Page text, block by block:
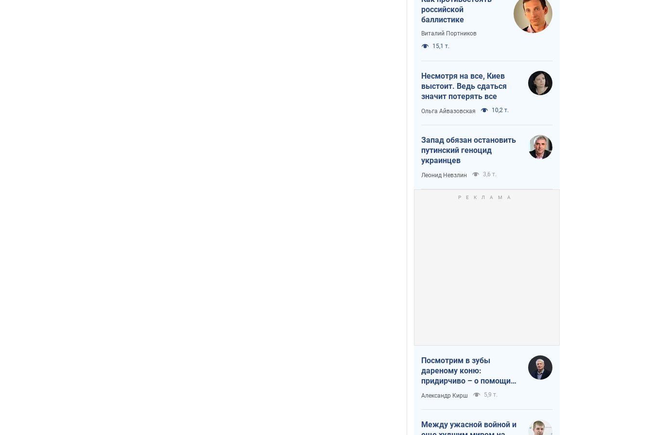
российской
баллистике
Виталий Портников
15,1 т.
Несмотря на все, Киев
выстоит. Ведь сдаться
значит потерять все
Ольга Айвазовская 10,2 т.
Запад обязан остановить
путинский геноцид
украинцев
Леонид Невзлин 3,6 т.
Посмотрим в зубы
дареному коню:
придирчиво – о помощи
Украине
Александр Кирш 5,9 т.
Между ужасной войной и